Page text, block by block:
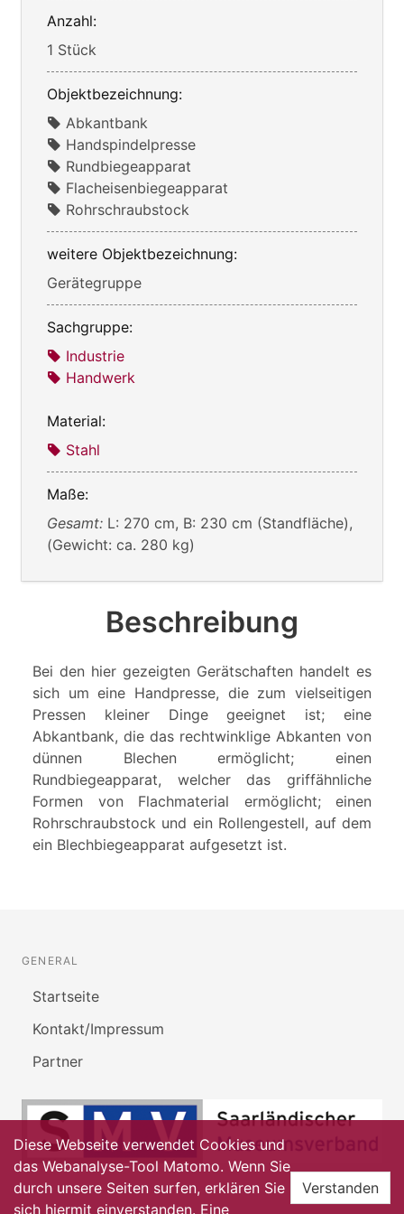
Anzahl:
1 Stück
Objektbezeichnung:
Abkantbank
Handspindelpresse
Rundbiegeapparat
Flacheisenbiegeapparat
Rohrschraubstock
weitere Objektbezeichnung:
Gerätegruppe
Sachgruppe:
Industrie
Handwerk
Material:
Stahl
Maße:
Gesamt: L: 270 cm, B: 230 cm (Standfläche),
(Gewicht: ca. 280 kg)
Beschreibung
Bei den hier gezeigten Gerätschaften handelt es
sich um eine Handpresse, die zum vielseitigen
Pressen kleiner Dinge geeignet ist; eine
Abkantbank, die das rechtwinklige Abkanten von
dünnen Blechen ermöglicht; einen
Rundbiegeapparat, welcher das griffähnliche
Formen von Flachmaterial ermöglicht; einen
Rohrschraubstock und ein Rollengestell, auf dem
ein Blechbiegeapparat aufgesetzt ist.
GENERAL
Startseite
Kontakt/Impressum
Partner
Diese Webseite verwendet Cookies und
das Webanalyse-Tool Matomo. Wenn Sie
durch unsere Seiten surfen, erklären Sie
sich hiermit einverstanden. Eine
Verstanden